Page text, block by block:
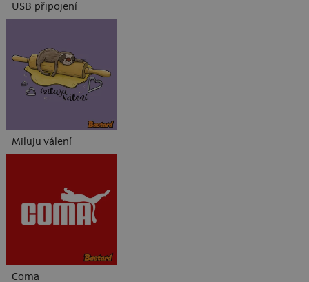
USB připojení
Miluju válení
Coma